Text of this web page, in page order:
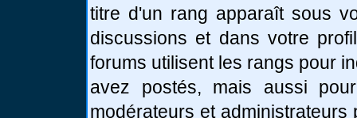
titre d'un rang apparaît sous
discussions et dans votre
forums utilisent les rangs pour
avez postés, mais aussi
modérateurs et